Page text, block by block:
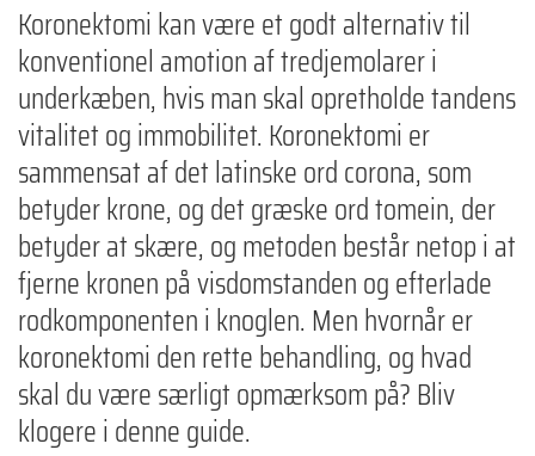
Koronektomi kan være et godt alternativ til
konventionel amotion af tredjemolarer i
underkæben, hvis man skal opretholde tandens
vitalitet og immobilitet. Koronektomi er
sammensat af det latinske ord corona, som
betyder krone, og det græske ord tomein, der
betyder at skære, og metoden består netop i at
fjerne kronen på visdomstanden og efterlade
rodkomponenten i knoglen. Men hvornår er
koronektomi den rette behandling, og hvad
skal du være særligt opmærksom på? Bliv
klogere i denne guide.